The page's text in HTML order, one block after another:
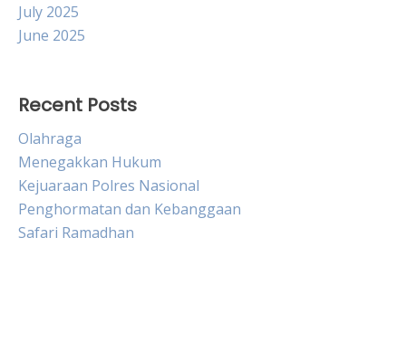
July 2025
June 2025
Recent Posts
Olahraga
Menegakkan Hukum
Kejuaraan Polres Nasional
Penghormatan dan Kebanggaan
Safari Ramadhan